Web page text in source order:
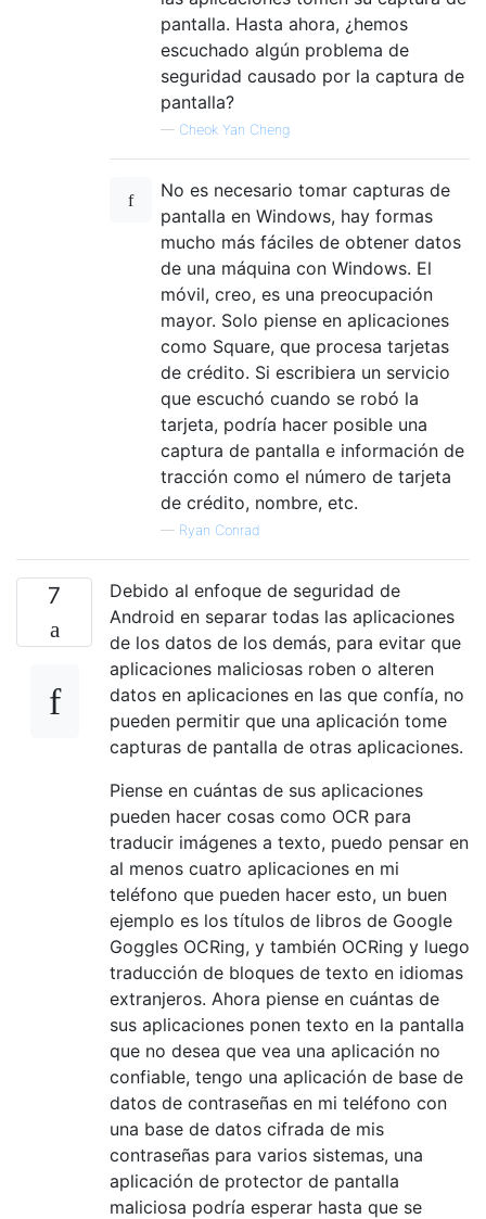
pantalla. Hasta ahora, ¿hemos
escuchado algún problema de
seguridad causado por la captura de
pantalla?
— Cheok Yan Cheng
No es necesario tomar capturas de
pantalla en Windows, hay formas
mucho más fáciles de obtener datos
de una máquina con Windows. El
móvil, creo, es una preocupación
mayor. Solo piense en aplicaciones
como Square, que procesa tarjetas
de crédito. Si escribiera un servicio
que escuchó cuando se robó la
tarjeta, podría hacer posible una
captura de pantalla e información de
tracción como el número de tarjeta
de crédito, nombre, etc.
— Ryan Conrad
7
Debido al enfoque de seguridad de
Android en separar todas las aplicaciones
de los datos de los demás, para evitar que
aplicaciones maliciosas roben o alteren
datos en aplicaciones en las que confía, no
pueden permitir que una aplicación tome
capturas de pantalla de otras aplicaciones.
Piense en cuántas de sus aplicaciones
pueden hacer cosas como OCR para
traducir imágenes a texto, puedo pensar en
al menos cuatro aplicaciones en mi
teléfono que pueden hacer esto, un buen
ejemplo es los títulos de libros de Google
Goggles OCRing, y también OCRing y luego
traducción de bloques de texto en idiomas
extranjeros. Ahora piense en cuántas de
sus aplicaciones ponen texto en la pantalla
que no desea que vea una aplicación no
confiable, tengo una aplicación de base de
datos de contraseñas en mi teléfono con
una base de datos cifrada de mis
contraseñas para varios sistemas, una
aplicación de protector de pantalla
maliciosa podría esperar hasta que se